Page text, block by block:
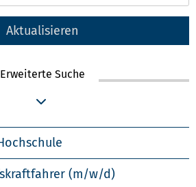
Aktualisieren
Erweiterte Suche
(m/w/d)